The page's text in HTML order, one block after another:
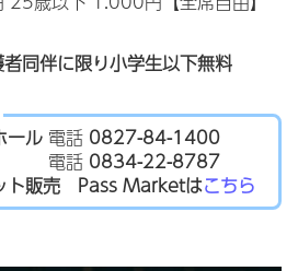
同伴に限り小学生以下無料
ール 電話 0827-84-1400
電話 0834-22-8787
ト販売 Pass Marketはこちら